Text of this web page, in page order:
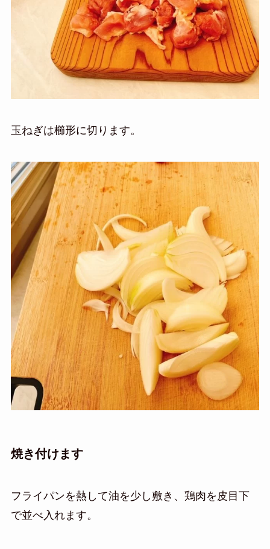
玉ねぎは櫛形に切ります。
焼き付けます
フライパンを熱して油を少し敷き、鶏肉を皮目下
で並べ入れます。